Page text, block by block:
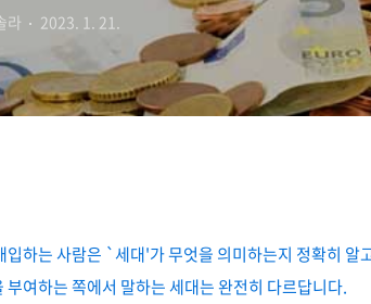
라 2023. 1. 21.
입하는 사람은 `세대'가 무엇을 의미하는지 정확히
부여하는 쪽에서 말하는 세대는 완전히 다르답니다.